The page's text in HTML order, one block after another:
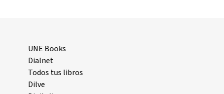
UNE Books
Dialnet
Todos tus libros
Dilve